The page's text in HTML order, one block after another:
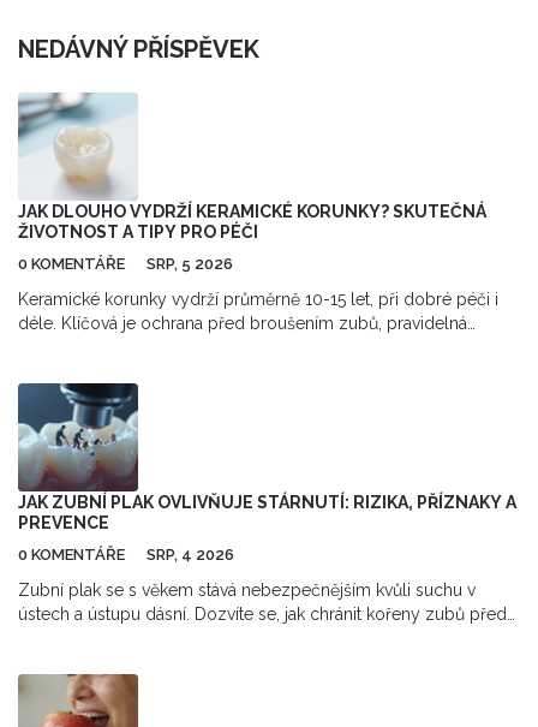
NEDÁVNÝ PŘÍSPĚVEK
JAK DLOUHO VYDRŽÍ KERAMICKÉ KORUNKY? SKUTEČNÁ
ŽIVOTNOST A TIPY PRO PÉČI
0 KOMENTÁŘE SRP, 5 2026
Keramické korunky vydrží průměrně 10-15 let, při dobré péči i
déle. Klíčová je ochrana před broušením zubů, pravidelná
JAK ZUBNÍ PLAK OVLIVŇUJE STÁRNUTÍ: RIZIKA, PŘÍZNAKY A
PREVENCE
0 KOMENTÁŘE SRP, 4 2026
Zubní plak se s věkem stává nebezpečnějším kvůli suchu v
ústech a ústupu dásní. Dozvíte se, jak chránit kořeny zubů před